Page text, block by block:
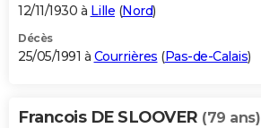
12/11/1930 à Lille (Nord)
Décès
25/05/1991 à Courrières (Pas-de-Calais)
Francois DE SLOOVER (79 ans)